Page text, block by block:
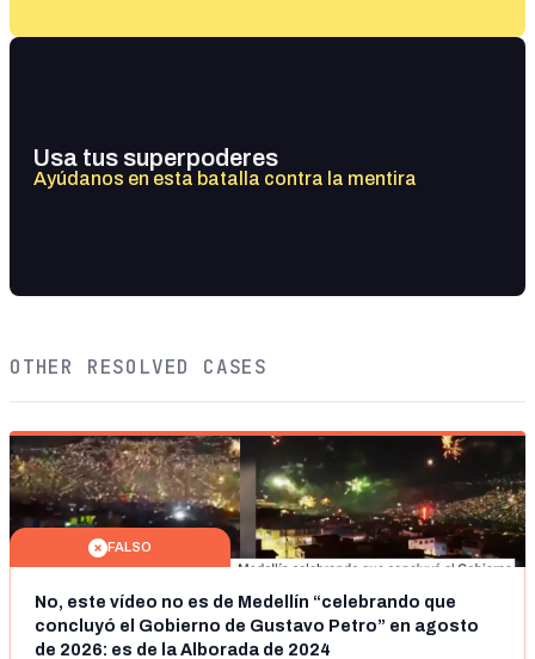
Usa tus superpoderes
Ayúdanos en esta batalla contra la mentira
OTHER RESOLVED CASES
FALSO
No, este vídeo no es de Medellín “celebrando que
concluyó el Gobierno de Gustavo Petro” en agosto
de 2026: es de la Alborada de 2024